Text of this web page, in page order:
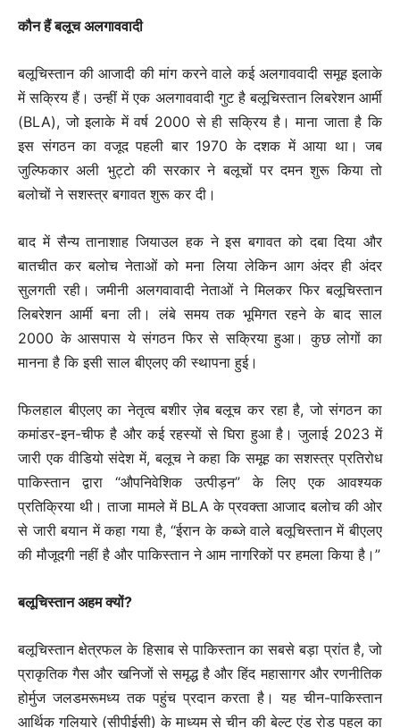
कौन हैं बलूच अलगाववादी
बलूचिस्तान की आजादी की मांग करने वाले कई अलगाववादी समूह इलाके
में सक्रिय हैं। उन्हीं में एक अलगाववादी गुट है बलूचिस्तान लिबरेशन आर्मी
(BLA), जो इलाके में वर्ष 2000 से ही सक्रिय है। माना जाता है कि
इस संगठन का वजूद पहली बार 1970 के दशक में आया था। जब
जुल्फिकार अली भुट्टो की सरकार ने बलूचों पर दमन शुरू किया तो
बलोचों ने सशस्त्र बगावत शुरू कर दी।
बाद में सैन्य तानाशाह जियाउल हक ने इस बगावत को दबा दिया और
बातचीत कर बलोच नेताओं को मना लिया लेकिन आग अंदर ही अंदर
सुलगती रही। जमीनी अलगवावादी नेताओं ने मिलकर फिर बलूचिस्तान
लिबरेशन आर्मी बना ली। लंबे समय तक भूमिगत रहने के बाद साल
2000 के आसपास ये संगठन फिर से सक्रिया हुआ। कुछ लोगों का
मानना है कि इसी साल बीएलए की स्थापना हुई।
फिलहाल बीएलए का नेतृत्व बशीर ज़ेब बलूच कर रहा है, जो संगठन का
कमांडर-इन-चीफ है और कई रहस्यों से घिरा हुआ है। जुलाई 2023 में
जारी एक वीडियो संदेश में, बलूच ने कहा कि समूह का सशस्त्र प्रतिरोध
पाकिस्तान द्वारा “औपनिवेशिक उत्पीड़न” के लिए एक आवश्यक
प्रतिक्रिया थी। ताजा मामले में BLA के प्रवक्ता आजाद बलोच की ओर
से जारी बयान में कहा गया है, “ईरान के कब्जे वाले बलूचिस्तान में बीएलए
की मौजूदगी नहीं है और पाकिस्तान ने आम नागरिकों पर हमला किया है।”
बलूचिस्तान अहम क्यों?
बलूचिस्तान क्षेत्रफल के हिसाब से पाकिस्तान का सबसे बड़ा प्रांत है, जो
प्राकृतिक गैस और खनिजों से समृद्ध है और हिंद महासागर और रणनीतिक
होर्मुज जलडमरूमध्य तक पहुंच प्रदान करता है। यह चीन-पाकिस्तान
आर्थिक गलियारे (सीपीईसी) के माध्यम से चीन की बेल्ट एंड रोड पहल का